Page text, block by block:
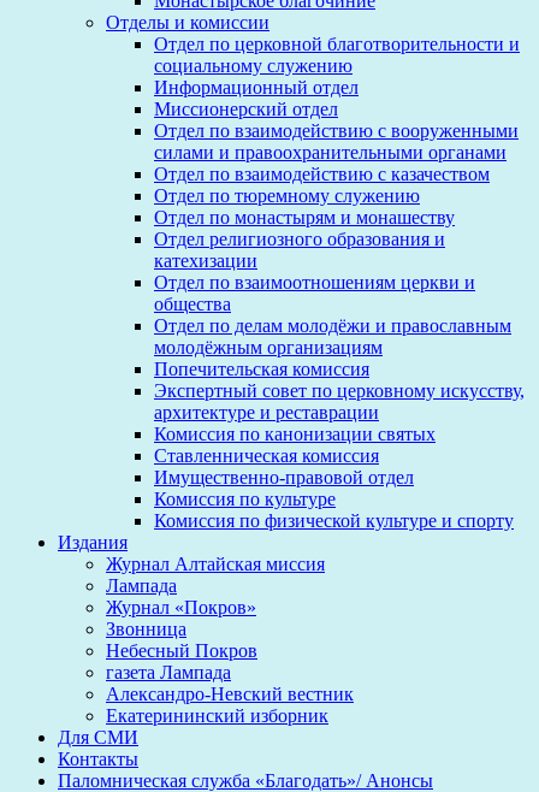
Отделы и комиссии
Отдел по церковной благотворительности и
социальному служению
Информационный отдел
Миссионерский отдел
Отдел по взаимодействию с вооруженными
силами и правоохранительными органами
Отдел по взаимодействию с казачеством
Отдел по тюремному служению
Отдел по монастырям и монашеству
Отдел религиозного образования и
катехизации
Отдел по взаимоотношениям церкви и
общества
Отдел по делам молодёжи и православным
молодёжным организациям
Попечительская комиссия
Экспертный совет по церковному искусству,
архитектуре и реставрации
Комиссия по канонизации святых
Ставленническая комиссия
Имущественно-правовой отдел
Комиссия по культуре
Комиссия по физической культуре и спорту
Издания
Журнал Алтайская миссия
Лампада
Журнал «Покров»
Звонница
Небесный Покров
газета Лампада
Александро-Невский вестник
Екатерининский изборник
Для СМИ
Контакты
Паломническая служба «Благодать»/ Анонсы